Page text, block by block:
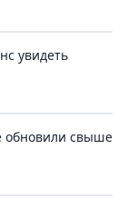
увидеть
обновили свыше